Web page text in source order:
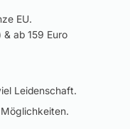
EU.
ab 159 Euro
Leidenschaft.